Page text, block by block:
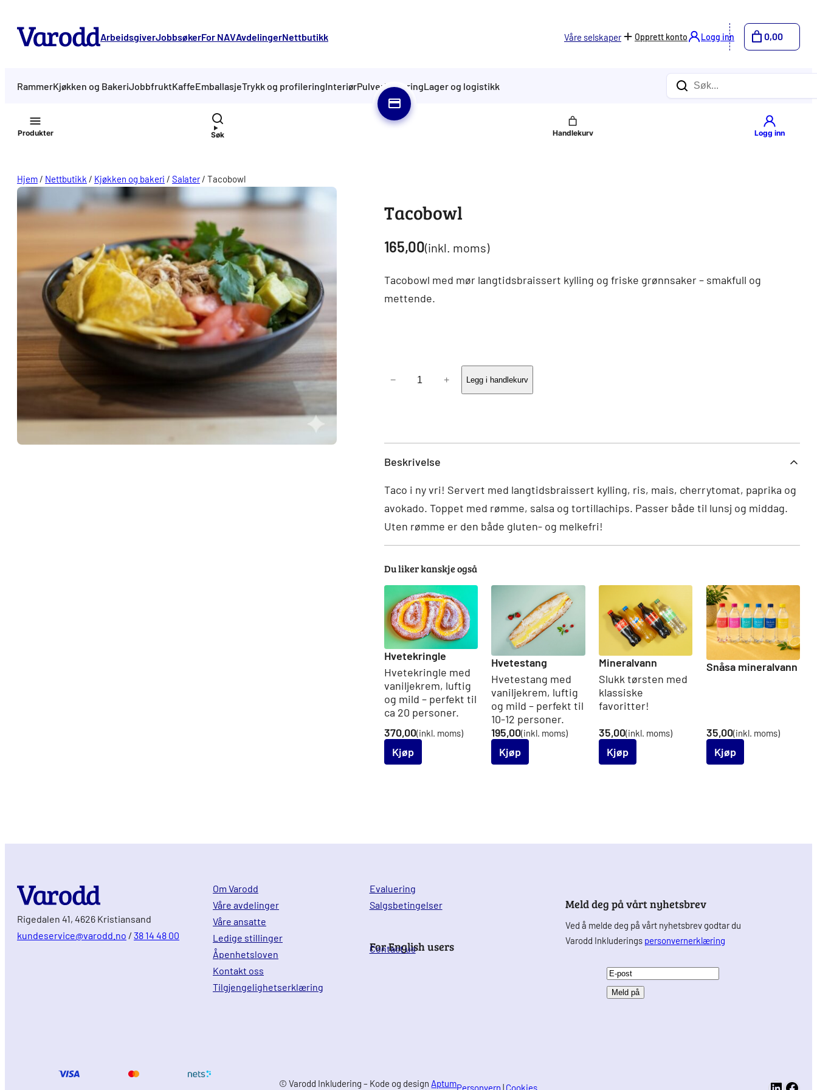
innhold
ArbeidsgiverJobbsøkerFor NAVAvdelingerNettbutikk Våre selskaper Opprett konto Logg inn 0,00
RammerKjøkken og BakeriJobbfruktKaffeEmballasjeTrykk og profileringInteriørPulverlakkeringLager og logistikk Søk
Produkter Søk Logg inn
Hjem / Nettbutikk / Kjøkken og bakeri / Salater/ Tacobowl
Tacobowl
165,00(inkl. moms)
Tacobowl med mør langtidsbraissert kylling og friske grønnsaker – smakfull og
mettende.
Tacobowl
− + Legg i handlekurv
Beskrivelse
Taco i ny vri! Servert med langtidsbraissert kylling, ris, mais, cherrytomat, paprika og
avokado. Toppet med rømme, salsa og tortillachips. Passer både til lunsj og middag.
Uten rømme er den både gluten- og melkefri!
Du liker kanskje også
Hvetekringle
Hvetekringle med
vaniljekrem, luftig
og mild – perfekt til
ca 20 personer.
370,00(inkl. moms)
Kjøp
Hvetestang
Hvetestang med
vaniljekrem, luftig
og mild – perfekt til
10-12 personer.
195,00(inkl. moms)
Kjøp
Mineralvann
Slukk tørsten med
klassiske
favoritter!
35,00(inkl. moms)
Kjøp
Snåsa mineralvann
35,00(inkl. moms)
Kjøp
Rigedalen 41, 4626 Kristiansand
kundeservice@varodd.no / 38 14 48 00
Om Varodd
Våre avdelinger
Våre ansatte
Ledige stillinger
Åpenhetsloven
Kontakt oss
Tilgjengelighetserklæring
Evaluering
Salgsbetingelser
For English users
Contact us
Meld deg på vårt nyhetsbrev
Ved å melde deg på vårt nyhetsbrev godtar du
Varodd Inkluderings personvernerklæring
E
-
© Varodd Inkludering – Kode og design AptumPersonvern | Cookies